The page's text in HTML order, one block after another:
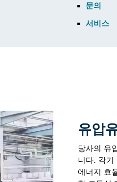
문의
서비스
유압
당사의 유
니다. 각기
에너지 효